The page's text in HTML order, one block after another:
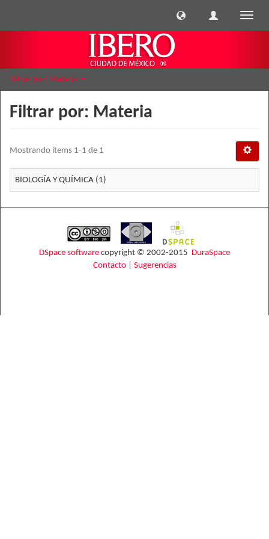
Filtrar por: Materia
Filtrar por: Materia
Mostrando ítems 1-1 de 1
BIOLOGÍA Y QUÍMICA (1)
DSpace software copyright © 2002-2015 DuraSpace
Contacto| Sugerencias